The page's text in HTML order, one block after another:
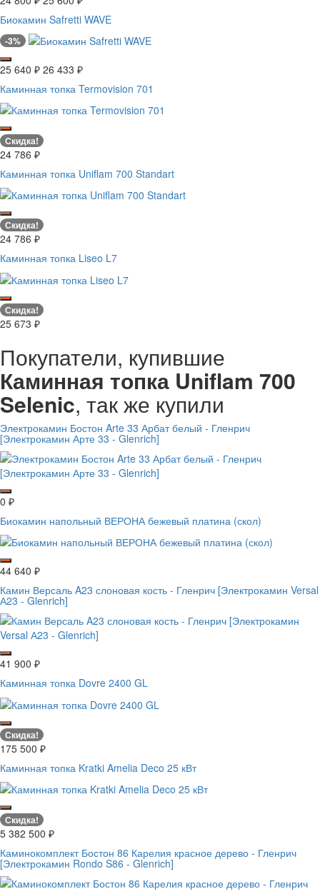
Биокамин Safretti WAVE
-3%
25 640 ₽ 26 433 ₽
Каминная топка Termovision 701
Скидка!
24 786 ₽
Каминная топка Uniflam 700 Standart
Скидка!
24 786 ₽
Каминная топка Liseo L7
Скидка!
25 673 ₽
Покупатели, купившие
Каминная топка Uniflam 700
Selenic, так же купили
Электрокамин Бостон Arte 33 Арбат белый - Гленрич
[Электрокамин Арте 33 - Glenrich]
0 ₽
Биокамин напольный ВЕРОНА бежевый платина (скол)
44 640 ₽
Камин Версаль A23 слоновая кость - Гленрич [Электрокамин Versal
А23 - Glenrich]
41 900 ₽
Каминная топка Dovre 2400 GL
Скидка!
175 500 ₽
Каминная топка Kratki Amelia Deco 25 кВт
Скидка!
5 382 500 ₽
Каминокомплект Бостон 86 Карелия красное дерево - Гленрич
[Электрокамин Rondo S86 - Glenrich]